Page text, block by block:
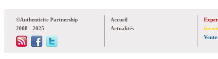
©Authenticite Partnership
2008 - 2025
Accueil
Actualités
Vente